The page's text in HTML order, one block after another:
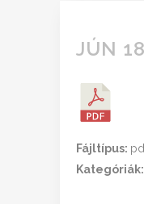
JÚN
Fájltípus:
Kategóriák: